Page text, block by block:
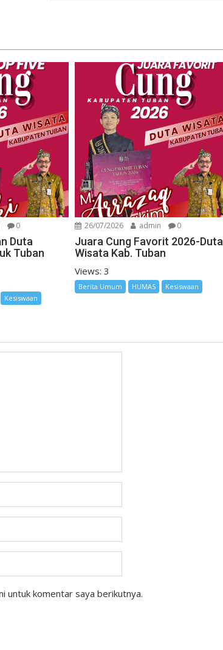
0
Duta
Tuban
Kesiswaan
26/07/2026 admin 0
Juara Cung Favorit 2026-Duta
Wisata Kab. Tuban
Views: 3
Berita Umum HUMAS Kesiswaan
untuk komentar saya berikutnya.